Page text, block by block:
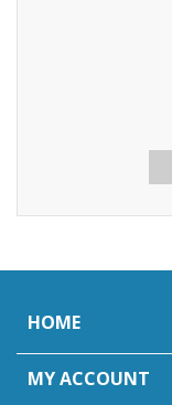
HOME
MY ACCOUNT